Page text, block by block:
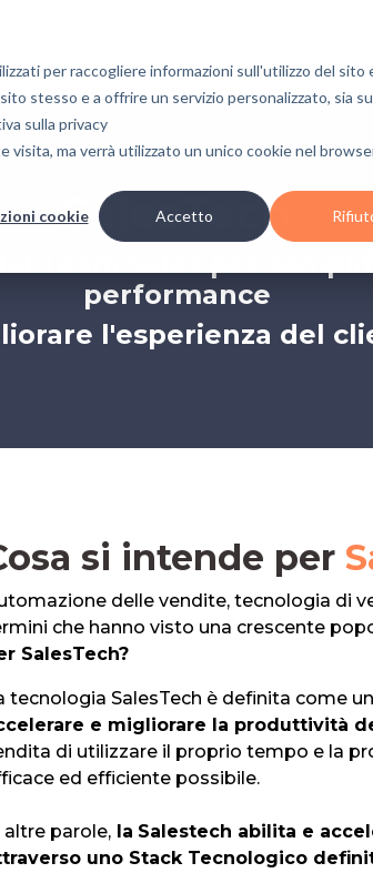
per raccogliere informazioni sull'utilizzo del sito
stesso e a offrire un servizio personalizzato, sia
sulla privacy
ma verrà utilizzato un unico cookie nel
cookie Accetto
SalesTech
Team Sales per
performance
l'esperienza del
si intende per
zione delle vendite, tecnologia di
che hanno visto una crescente
SalesTech?
tecnologia SalesTech è definita come un
e migliorare la produttività
di utilizzare il proprio tempo e la
ed efficiente possibile.
altre parole, la Salestech abilita e
uno Stack Tecnologico